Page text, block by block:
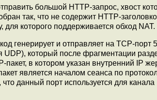
большой HTTP-запрос, хвост
так, что не содержит HTTP-
для которого поддерживается обход NAT.
генерирует и отправляет на TCP-порт
который после фрагментации
в котором указан внутренний IP
является началом сеанса по
данный порт используется для канала